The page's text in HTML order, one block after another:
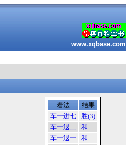
www.xqbase.com
着法
结果
车一进七
胜(3)
车一退二
和
车一退一
和